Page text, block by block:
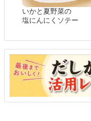
いかと夏野菜の
塩にんにくソテー